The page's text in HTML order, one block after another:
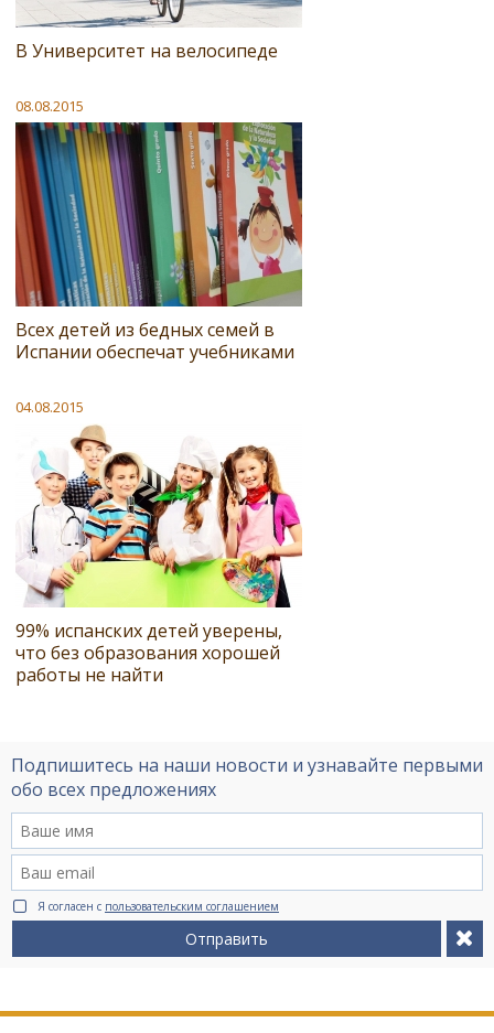
В Университет на велосипеде
08.08.2015
Всех детей из бедных семей в
Испании обеспечат учебниками
04.08.2015
99% испанских детей уверены,
что без образования хорошей
работы не найти
Подпишитесь на наши новости и узнавайте первыми
обо всех предложениях
Я согласен с пользовательским соглашением
Отправить